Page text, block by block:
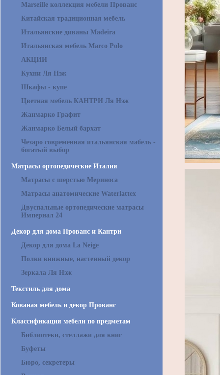
Marseille коллекция мебели Прованс
Китайская традиционная мебель
Итальянские диваны Madeira
Итальянская мебель Marco Polo
АКЦИИ
Кухни Ля Нэж
Шкафы - купе
Цветная мебель КАНТРИ Ля Нэж
Жанмарко Графит
Жанмарко Белый бархат
Чезаро современная итальянская мабель -
богатый выбор
Матрасы ортопедические Италия
Матрасы с шерстью Мериноса
Матрасы анатомические Waterlattex
Двуспальные ортопедические матрасы
Империал 24
Декор для дома Прованс и Кантри
Декор для дома La Neige
Полки книжные, настенный декор
Зеркала Ля Нэж
Текстиль для дома
Кованая мебель и декор Прованс
Классификация мебели по предметам
Библиотеки, стеллажи для книг
Буфеты
Бюро, секретеры